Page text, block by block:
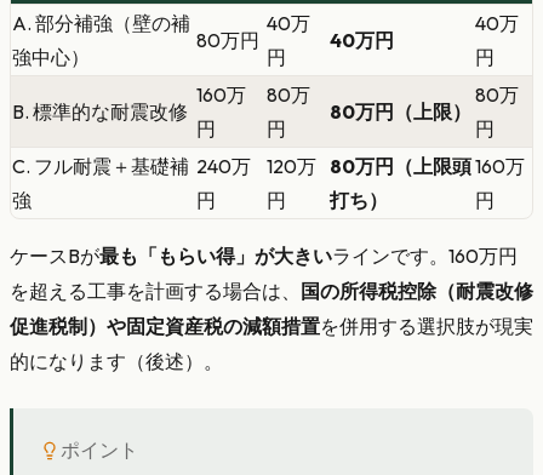
A. 部分補強（壁の補
強中心）
80万円
40万
円
40万円
40万
円
B. 標準的な耐震改修
160万
円
80万
円
80万円（上限）
80万
円
C. フル耐震＋基礎補
強
240万
円
120万
円
80万円（上限頭
打ち）
160万
円
ケースBが最も「もらい得」が大きいラインです。160万円
を超える工事を計画する場合は、
国の所得税控除（耐震改修
促進税制）や固定資産税の減額措置を併用する選択肢が現実
的になります（後述）。
ポイント